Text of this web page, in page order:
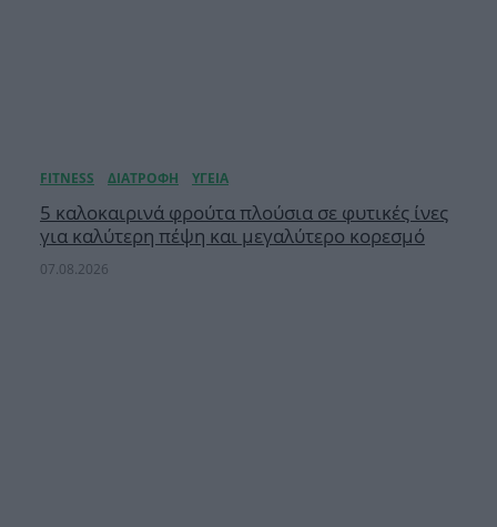
5 καλοκαιρινά φρούτα πλούσια σε φυτικές ίνες
για καλύτερη πέψη και μεγαλύτερο κορεσμό
07.08.2026